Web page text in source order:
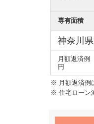
専有面積
神奈川
月額返済例
円
※ 月額返済例
※ 住宅ローン